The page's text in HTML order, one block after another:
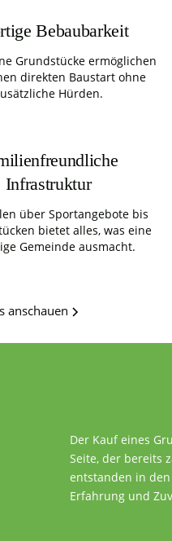
Bebaubarkeit
Grundstücke ermöglichen
direkten Baustart ohne
Hürden.
Infrastruktur
über Sportangebote bis
bietet alles, was eine
Gemeinde ausmacht.
anschauen
Der Kauf eines
Seite, der bereits
entstanden in
Erfahrung und